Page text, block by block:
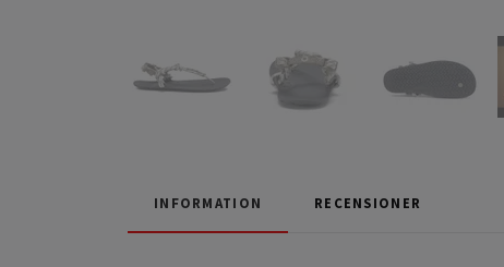
INFORMATION RECENSIONER